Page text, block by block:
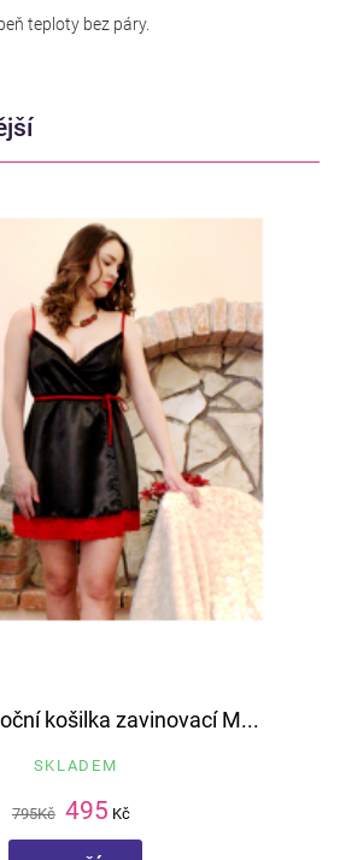
teploty bez páry.
košilka zavinovací M...
SKLADEM
795Kč 495 Kč